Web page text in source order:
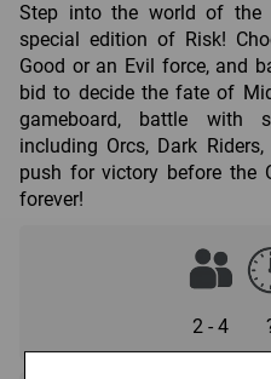
Step into the world of
special edition of Risk!
Good or an Evil force, and
bid to decide the fate of
gameboard, battle with
including Orcs, Dark
push for victory before the
forever!
2 - 4